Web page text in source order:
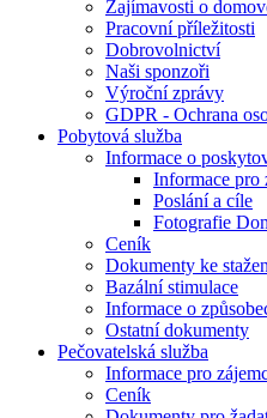
Zajímavosti o
Pracovní příležitosti
Dobrovolnictví
Naši sponzoři
Výroční zprávy
GDPR - Ochrana
Pobytová služba
Informace o
Informace pro
Poslání a cíle
Fotografie
Ceník
Dokumenty ke
Bazální stimulace
Informace o
Ostatní dokumenty
Pečovatelská služba
Informace pro
Ceník